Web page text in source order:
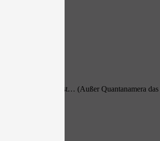
Lied geläufiger ist… (Außer Quantanamera